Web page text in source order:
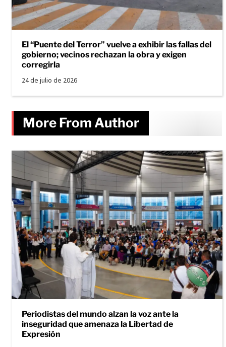
El “Puente del Terror” vuelve a exhibir las fallas del
gobierno; vecinos rechazan la obra y exigen
corregirla
24 de julio de 2026
More From Author
Periodistas del mundo alzan la voz ante la
inseguridad que amenaza la Libertad de
Expresión